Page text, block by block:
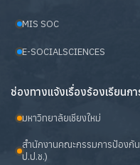
MIS SOC
E-SOCIALSCIENCES
ช่องทางแจ้งเรื่องร้องเรียนก
มหาวิทยาลัยเชียงใหม่
สำนักงานคณะกรรมการป้องกั
ป.ป.ช.)